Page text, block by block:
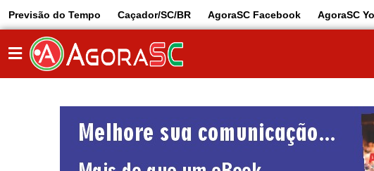
Previsão do Tempo Caçador/SC/BR AgoraSC Facebook AgoraSC